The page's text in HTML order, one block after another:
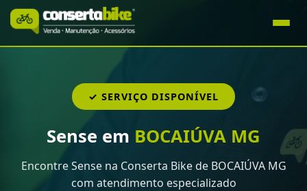
✓ SERVIÇO DISPONÍVEL
Sense em BOCAIÚVA MG
Encontre Sense na Conserta Bike de BOCAIÚVA MG
com atendimento especializado